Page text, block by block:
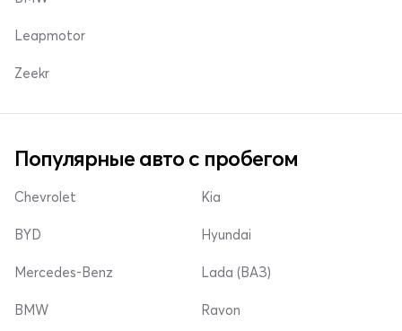
Leapmotor
Zeekr
Популярные авто с пробегом
Chevrolet
BYD
Mercedes-Benz
Kia
Hyundai
Lada (ВАЗ)
BMW Ravon